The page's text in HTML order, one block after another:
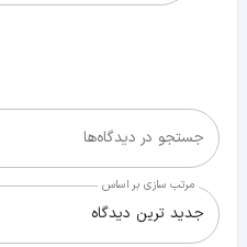
جستجو در دیدگاه‌ها
مرتب سازی بر اساس
جدید ترین دیدگاه